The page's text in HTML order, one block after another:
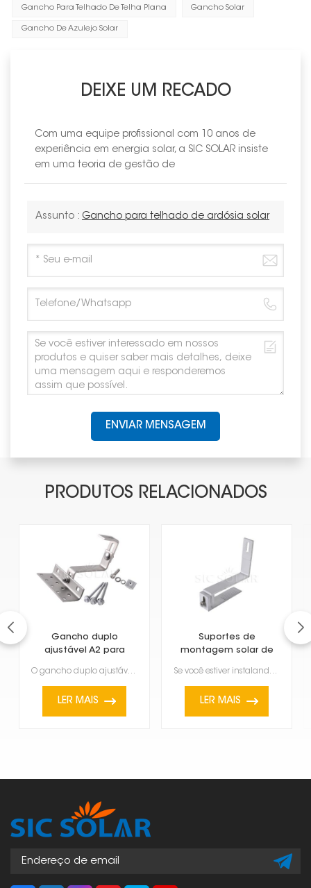
Gancho Para Telhado De Telha Plana Gancho Solar
Gancho De Azulejo Solar
DEIXE UM RECADO
Com uma equipe profissional com 10 anos de
experiência em energia solar, a SIC SOLAR insiste
em uma teoria de gestão de
Assunto : Gancho para telhado de ardósia solar
ENVIAR MENSAGEM
PRODUTOS RELACIONADOS
Gancho duplo
ajustável A2 para
O gancho duplo ajustável A2 para telhados solares foi projetado para facilitar a instalação de painé...
LER MAIS
Suportes de
montagem solar de
Se você estiver instalando painéis solares, estes suportes de montagem solar ajustáveis em alumínio ...
LER MAIS